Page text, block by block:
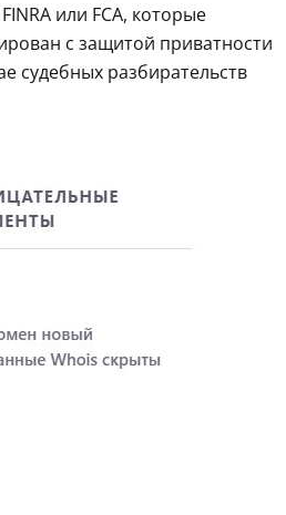
или FCA, которые
с защитой приватности
судебных разбирательств